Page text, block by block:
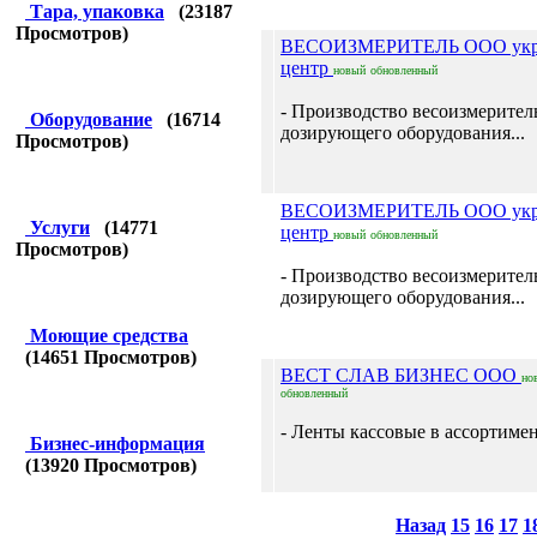
Тара, упаковка (23187
Просмотров)
Оборудование (16714
Просмотров)
Услуги (14771
Просмотров)
Моющие средства
(14651 Просмотров)
Бизнес-информация
(13920 Просмотров)
ВЕСОИЗМЕРИТЕЛЬ ООО
центр новый обновленный
- Производство
дозирующего оборудования...
ВЕСОИЗМЕРИТЕЛЬ ООО
центр новый обновленный
- Производство
дозирующего оборудования...
ВЕСТ СЛАВ БИЗНЕС ООО
обновленный
- Ленты кассовые в
Назад 15 16 17